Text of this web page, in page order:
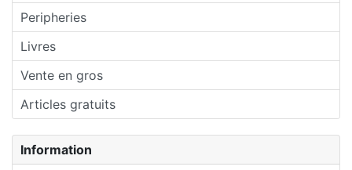
Peripheries
Livres
Vente en gros
Articles gratuits
Information